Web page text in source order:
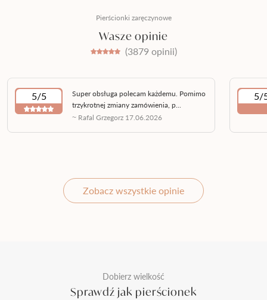
Pierścionki zaręczynowe
Wasze opinie
(3879 opinii)
5/5
Super obsługa polecam każdemu. Pomimo
trzykrotnej zmiany zamówienia, p...
~ Rafal Grzegorz 17.06.2026
5/
Zobacz wszystkie opinie
Dobierz wielkość
Sprawdź jak pierścionek